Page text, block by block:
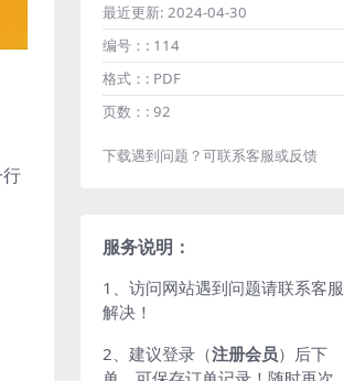
最近更新: 2024-04-30
编号：: 114
格式：: PDF
页数：: 92
下载遇到问题？可联系客服或反馈
服务说明：
1、访问网站遇到问题请联系客服
解决！
2、建议登录（注册会员）后下